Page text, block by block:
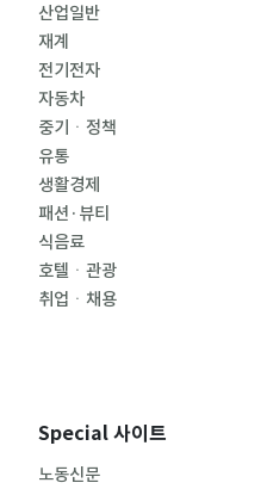
산업일반
재계
전기전자
자동차
중기ㆍ정책
유통
생활경제
패션·뷰티
식음료
호텔ㆍ관광
취업ㆍ채용
Special 사이트
노동신문